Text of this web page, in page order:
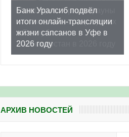
Банк Уралсиб подвёл
итоги онлайн-трансляции
жизни сапсанов в Уфе в
2026 году
АРХИВ НОВОСТЕЙ